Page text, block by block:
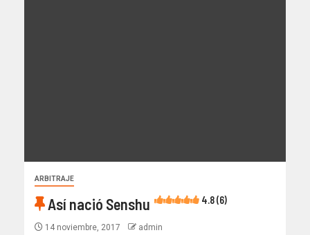
ARBITRAJE
Así nació Senshu 4.8 (6)
14 noviembre, 2017 admin